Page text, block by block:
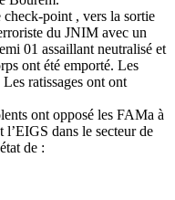
point , vers la sortie
du JNIM avec un
01 assaillant neutralisé et
ont été emporté. Les
ratissages ont ont
ont opposé les FAMa à
dans le secteur de
de :